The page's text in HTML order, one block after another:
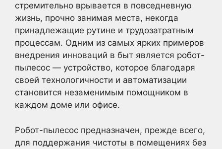
стремительно врывается в повседневную
жизнь, прочно занимая места, некогда
принадлежащие рутине и трудозатратным
процессам. Одним из самых ярких примеров
внедрения инноваций в быт является робот-
пылесос — устройство, которое благодаря
своей технологичности и автоматизации
становится незаменимым помощником в
каждом доме или офисе.
Робот-пылесос предназначен, прежде всего,
для поддержания чистоты в помещениях без